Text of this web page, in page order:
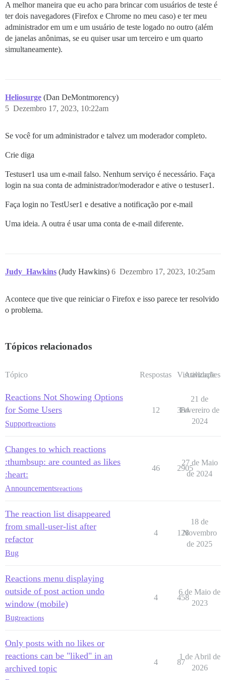
A melhor maneira que eu acho para brincar com usuários de teste é
ter dois navegadores (Firefox e Chrome no meu caso) e ter meu
administrador em um e um usuário de teste logado no outro (além
de janelas anônimas, se eu quiser usar um terceiro e um quarto
simultaneamente).
Heliosurge (Dan DeMontmorency)
Dezembro 17, 2023, 10:22am
5
Se você for um administrador e talvez um moderador completo.
Crie diga
Testuser1 usa um e-mail falso. Nenhum serviço é necessário. Faça
login na sua conta de administrador/moderador e ative o testuser1.
Faça login no TestUser1 e desative a notificação por e-mail
Uma ideia. A outra é usar uma conta de e-mail diferente.
Judy_Hawkins (Judy Hawkins) Dezembro 17, 2023, 10:25am
6
Acontece que tive que reiniciar o Firefox e isso parece ter resolvido
o problema.
Tópicos relacionados
Tópico Respostas Visualizações
Atividade
Reactions Not Showing Options
for Some Users
Supportreactions
12 384
21 de
Fevereiro de
2024
Changes to which reactions
:thumbsup: are counted as likes
:heart:
Announcementsreactions
46 2905
27 de Maio
de 2024
The reaction list disappeared
from small-user-list after
refactor
Bug
4 128
18 de
Novembro
de 2025
Reactions menu displaying
outside of post action undo
window (mobile)
Bugreactions
4 458
6 de Maio de
2023
Only posts with no likes or
reactions can be "liked" in an
archived topic
4 87
1 de Abril de
2026